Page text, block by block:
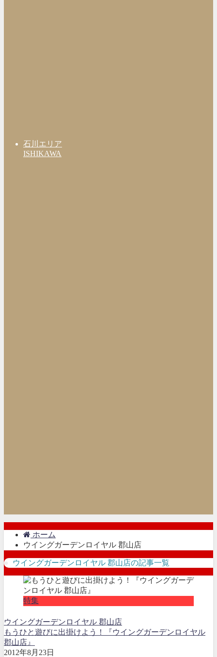
石川エリア
ISHIKAWA
ホーム
ウイングガーデンロイヤル 郡山店
ウイングガーデンロイヤル 郡山店の記事一覧
特集
ウイングガーデンロイヤル 郡山店
もうひと遊びに出掛けよう！『ウイングガーデンロイヤル
郡山店』
2012年8月23日